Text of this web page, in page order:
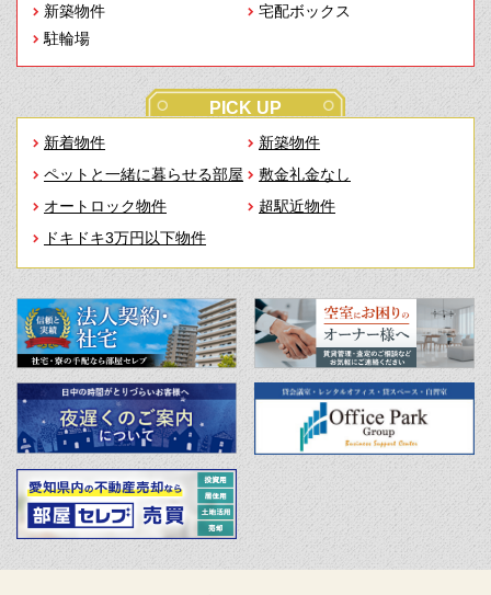
新築物件
宅配ボックス
駐輪場
PICK UP
新着物件
新築物件
ペットと一緒に暮らせる部屋
敷金礼金なし
オートロック物件
超駅近物件
ドキドキ3万円以下物件